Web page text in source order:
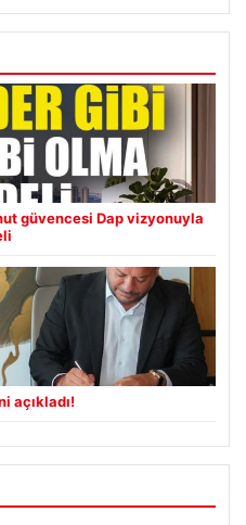
güvencesi Dap vizyonuyla
açıkladı!